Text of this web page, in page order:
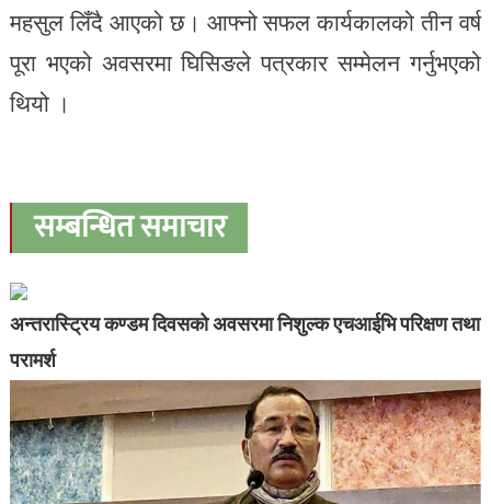
महसुल लिँदै आएको छ। आफ्नो सफल कार्यकालको तीन वर्ष
पूरा भएको अवसरमा घिसिङले पत्रकार सम्मेलन गर्नुभएको
थियो ।
सम्बन्धित समाचार
अन्तरास्ट्रिय कण्डम दिवसको अवसरमा निशुल्क एचआईभि परिक्षण तथा
परामर्श